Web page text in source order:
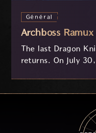
Général
Archboss
The last Dragon
returns. On July
key combat
new Archboss